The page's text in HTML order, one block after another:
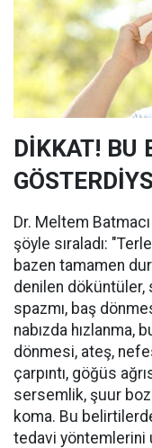
DİKKAT! BU
Dr. Meltem
şöyle sıraladı:
bazen tamamen
denilen döküntüler,
spazmı, baş
nabızda hızlanma,
dönmesi, ateş,
çarpıntı, göğüs
sersemlik, şuur
koma. Bu
tedavi yöntemlerini